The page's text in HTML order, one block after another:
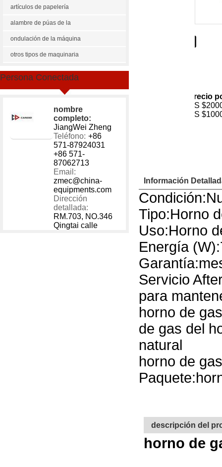
artículos de papelería
maquinaria
alambre de púas de la
máquina
ondulación de la máquina
otros tipos de maquinaria
Persona Conectada
nombre
completo:
JiangWei Zheng
Teléfono: +86
571-87924031
+86 571-
87062713
Email:
zmec@china-
equipments.com
Dirección
detallada:
RM.703, NO.346
Qingtai calle
MastodonWhatsApp
Precio
US $
US $
Información
Tipo:Horno
Uso:Horno
Energía
Servicio
para
horno de
de gas del
natural
horno de
descripción del
horno de